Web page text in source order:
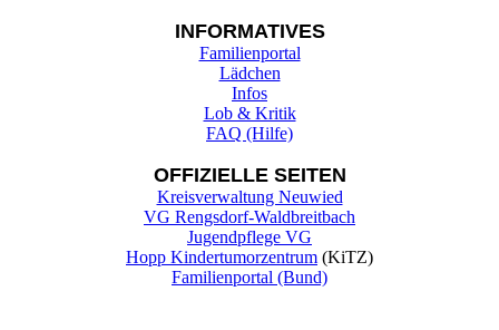
INFORMATIVES
Familienportal
Lädchen
Infos
Lob & Kritik
FAQ (Hilfe)
OFFIZIELLE SEITEN
Kreisverwaltung Neuwied
VG Rengsdorf-Waldbreitbach
Jugendpflege VG
Hopp Kindertumorzentrum (KiTZ)
Familienportal (Bund)